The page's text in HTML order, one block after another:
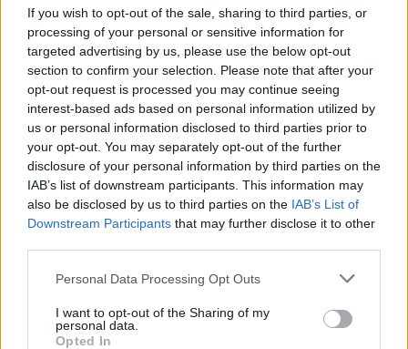
If you wish to opt-out of the sale, sharing to third parties, or
processing of your personal or sensitive information for
targeted advertising by us, please use the below opt-out
section to confirm your selection. Please note that after your
opt-out request is processed you may continue seeing
interest-based ads based on personal information utilized by
us or personal information disclosed to third parties prior to
your opt-out. You may separately opt-out of the further
disclosure of your personal information by third parties on the
IAB’s list of downstream participants. This information may
also be disclosed by us to third parties on the IAB’s List of
Downstream Participants that may further disclose it to other
Personal Data Processing Opt Outs
I want to opt-out of the Sharing of my
personal data.
Opted In
A+ A- A±
Εγγραφείτε στο Stivostime των